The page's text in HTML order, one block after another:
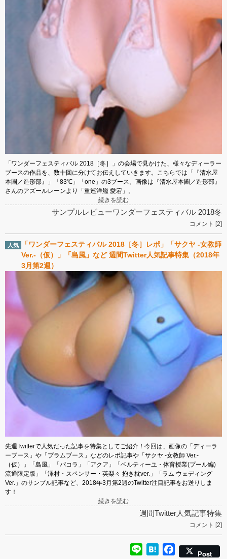
「ワンダーフェスティバル 2018［冬］」の会場で見かけた、様々なディーラー
ブースの作品を、数十回に分けてお伝えしていきます。こちらでは「『清水屋
本圃／造形部』」「83℃」「one」の3ブース。画像は『清水屋本圃／造形部』
さんのアズールレーンより「重巡洋艦 愛宕」。
続きを読む
サンプルレビューワンダーフェスティバル 2018冬
コメント [2]
「ワンダーフェスティバル 2018［冬］レポ」「サクヤ -女教師
Ver.-（仮）」「島風」など 週間Twitter人気記事特集（2018年
3月第2週）
先週Twitterで人気だった記事を特集としてご紹介！今回は、画像の「ディーラ
ーブース」や「プラムブース」などのレポ記事や「サクヤ -女教師 Ver.-
（仮）」「島風」「パコラ」「アクア」「ベルティーユ・体育授業(プール編)
流通限定版」「澤村・スペンサー・英梨々 抱き枕ver.」「ラム ウェディング
Ver.」のサンプル記事など、2018年3月第2週のTwitter注目記事をお送りしま
す！
続きを読む
週間Twitter人気記事特集
コメント [2]
Line HatenaFacebook
Post